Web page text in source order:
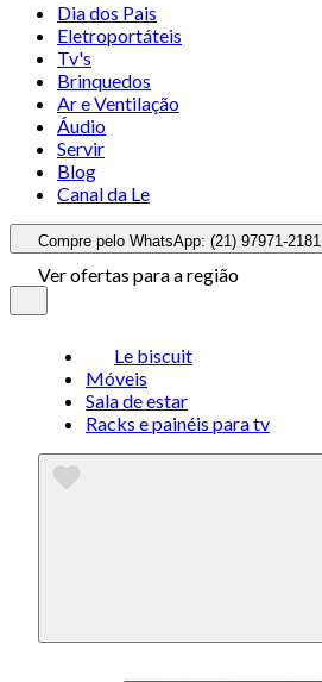
Dia dos Pais
Eletroportáteis
Tv's
Brinquedos
Ar e Ventilação
Áudio
Servir
Blog
Canal da Le
Compre pelo WhatsApp: (21) 97971-2181
Ver ofertas para a região
Le biscuit
Móveis
Sala de estar
Racks e painéis para tv